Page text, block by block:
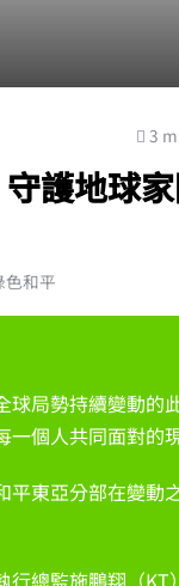
3
守護地球
色和平
球局勢持續變動的
一個人共同面對的
平東亞分部在變動
行總監施鵬翔（KT